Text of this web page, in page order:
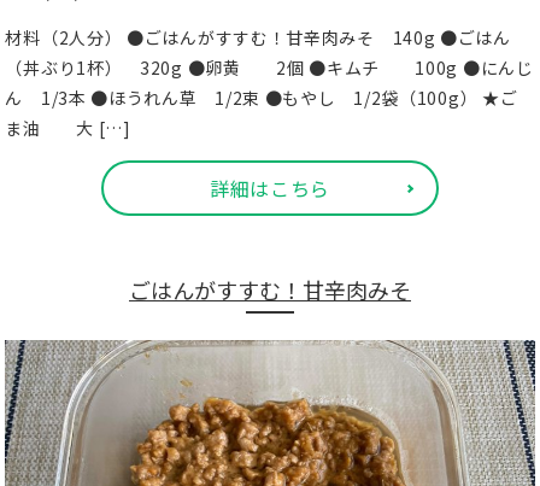
材料（2人分） ●ごはんがすすむ！甘辛肉みそ 140g ●ごはん
（丼ぶり1杯） 320g ●卵黄 2個 ●キムチ 100g ●にんじ
ん 1/3本 ●ほうれん草 1/2束 ●もやし 1/2袋（100g） ★ご
ま油 大 […]
詳細はこちら
ごはんがすすむ！甘辛肉みそ